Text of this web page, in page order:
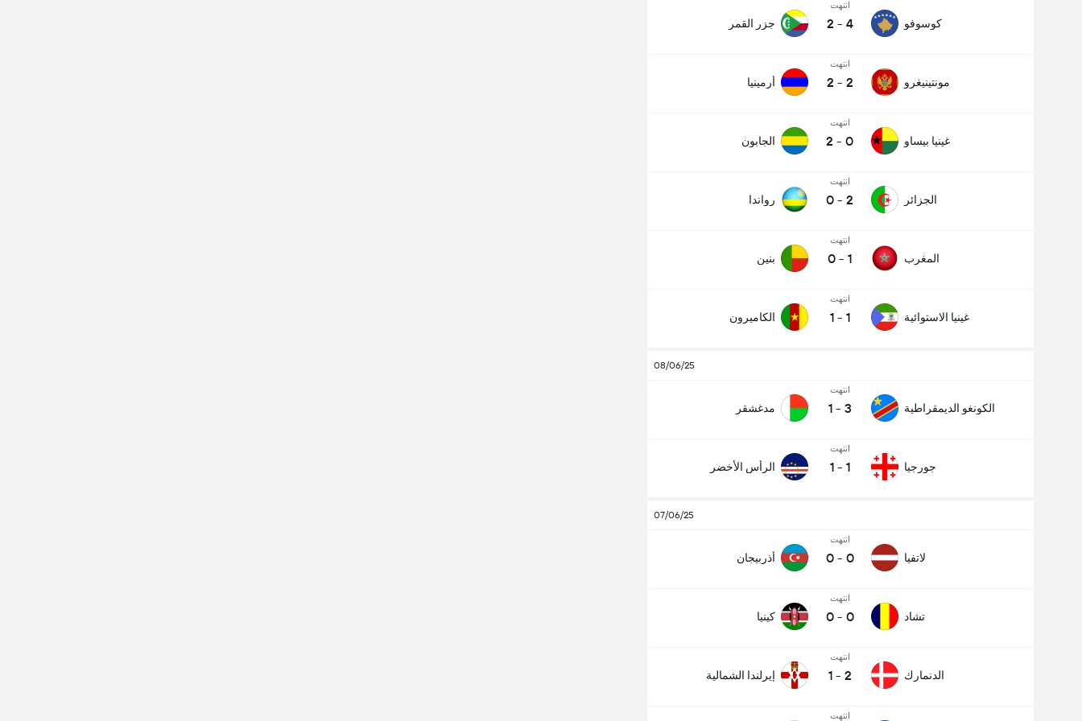
كوسوفو
انتهت
4
-
2 جزر القمر
مونتينيغرو
انتهت
2
-
2 أرمينيا
غينيا بيساو
انتهت
0
-
2 الجابون
الجزائر
انتهت
2
-
0 رواندا
المغرب
انتهت
1
-
0 بنين
غينيا الاستوائية
انتهت
1
-
1 الكاميرون
08/06/25
الكونغو الديمقراطية
انتهت
3
-
1 مدغشقر
جورجيا
انتهت
1
-
1 الرأس الأخضر
07/06/25
لاتفيا
انتهت
0
-
0 أذربيجان
تشاد
انتهت
0
-
0 كينيا
الدنمارك
انتهت
2
-
1 إيرلندا الشمالية
انتهت